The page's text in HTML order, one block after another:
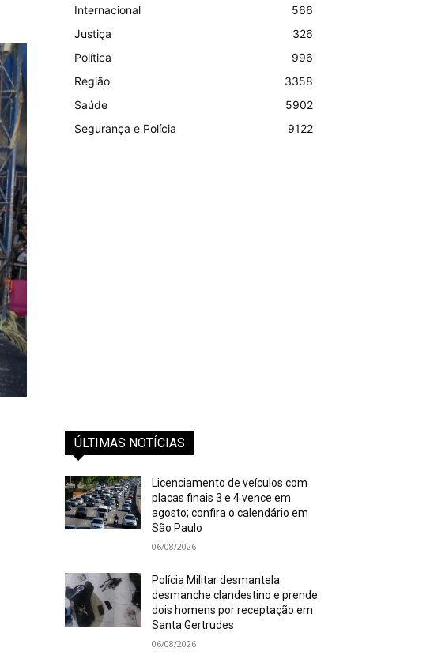
Internacional
566
Justiça
326
Política
996
Região
3358
Saúde
5902
Segurança e Polícia
9122
ÚLTIMAS NOTÍCIAS
Licenciamento de veículos com
placas finais 3 e 4 vence em
agosto; confira o calendário em
São Paulo
06/08/2026
Polícia Militar desmantela
desmanche clandestino e prende
dois homens por receptação em
Santa Gertrudes
06/08/2026